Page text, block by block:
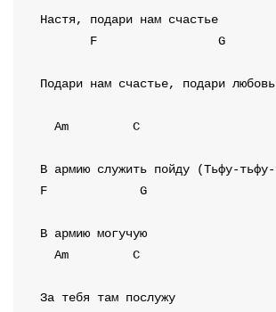
F
G
Подари нам счастье, подари любовь
Am C
F
G
Am
C